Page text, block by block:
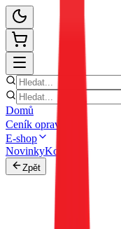
Domů
Ceník oprav
E-shop
NovinkyKontakt
Zpět